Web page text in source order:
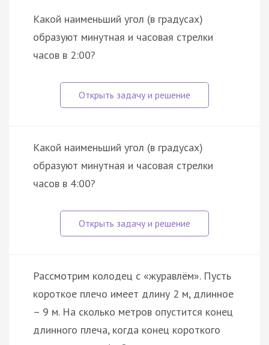
Какой наименьший угол (в градусах)
образуют минутная и часовая стрелки
часов в 2:00?
Какой наименьший угол (в градусах)
образуют минутная и часовая стрелки
часов в 4:00?
Рассмотрим колодец с «журавлём». Пусть
короткое плечо имеет длину 2 м, длинное
– 9 м. На сколько метров опустится конец
длинного плеча, когда конец короткого